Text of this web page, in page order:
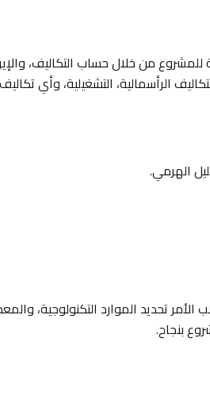
من خلال حساب التكاليف،
الرأسمالية، التشغيلية، وأي
تحديد الموارد التكنولوجية،
بنجاح.